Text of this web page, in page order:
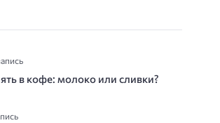
в кофе: молоко или сливки?